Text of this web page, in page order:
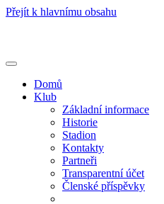
Přejít k hlavnímu obsahu
Toggle
navigationDomů
Klub
Základní informace
Historie
Stadion
Kontakty
Partneři
Transparentní účet
Členské příspěvky